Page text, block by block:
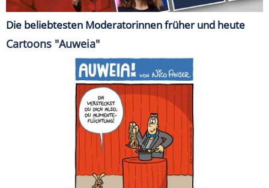
Die beliebtesten Moderatorinnen früher und heute
Cartoons "Auweia"